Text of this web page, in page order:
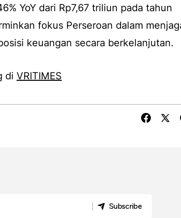
YoY dari Rp7,67 triliun pada tahun
fokus Perseroan dalam
keuangan secara berkelanjutan.
di VRITIMES
Subscribe